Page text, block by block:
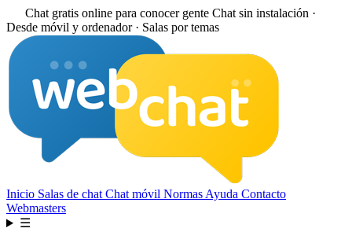
Chat gratis online para conocer gente Chat sin instalación ·
Desde móvil y ordenador · Salas por temas
Inicio Salas de chat Chat móvil Normas Ayuda Contacto
Webmasters
☰